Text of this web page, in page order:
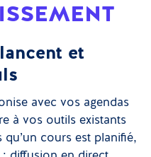
et
avec vos agendas
à vos outils existants
qu’un cours est planifié,